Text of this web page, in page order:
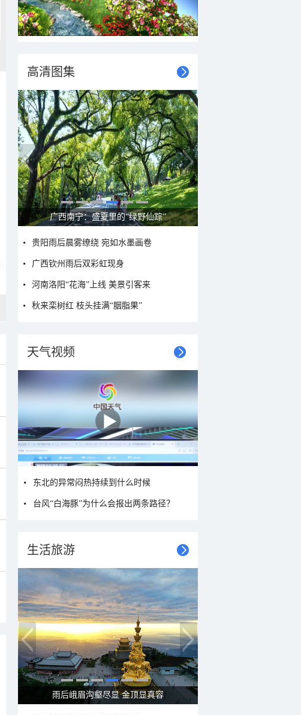
高清图集
广西南宁：盛夏里的“绿野仙踪”
贵阳雨后晨雾缭绕 宛如水墨画卷
广西钦州雨后双彩虹现身
河南洛阳“花海”上线 美景引客来
秋来栾树红 枝头挂满“胭脂果”
天气视频
东北的异常闷热持续到什么时候
台风“白海豚”为什么会报出两条路径？
生活旅游
雨后峨眉沟壑尽显 金顶显真容